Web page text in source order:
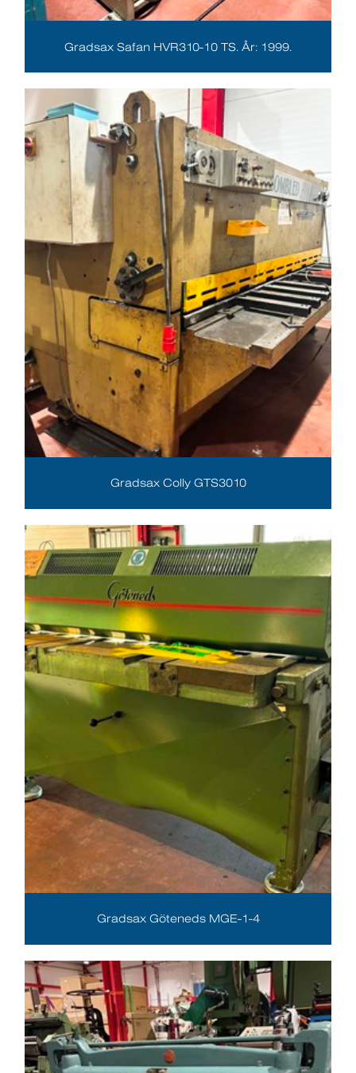
Gradsax Safan HVR310-10 TS. År: 1999.
Gradsax Colly GTS3010
Gradsax Göteneds MGE-1-4